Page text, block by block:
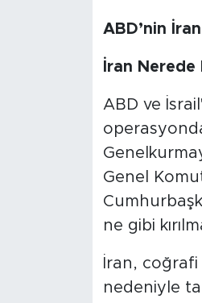
ABD’nin
İran Nerede
ABD ve
Genel
ne gibi
İran,
nedeniyle